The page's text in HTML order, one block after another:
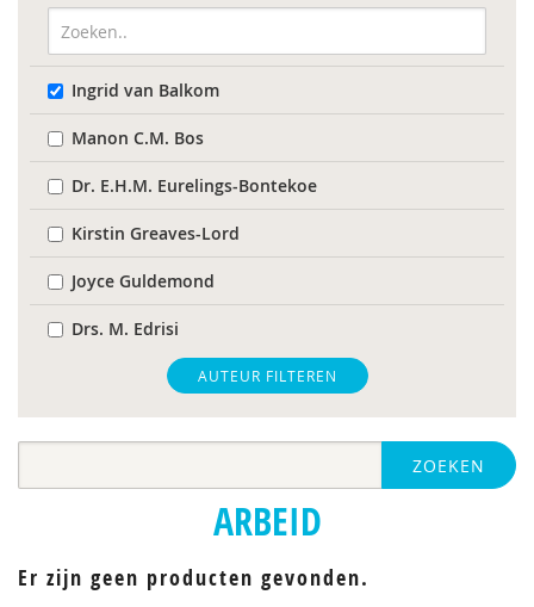
Ingrid van Balkom
Manon C.M. Bos
Dr. E.H.M. Eurelings-Bontekoe
Kirstin Greaves-Lord
Joyce Guldemond
Drs. M. Edrisi
Hilde M. Geurts
Harry Michon
AUTEUR FILTEREN
ZOEKEN
ARBEID
Er zijn geen producten gevonden.